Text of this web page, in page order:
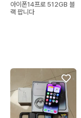
아이폰14프로 512GB 블
랙 팝니다